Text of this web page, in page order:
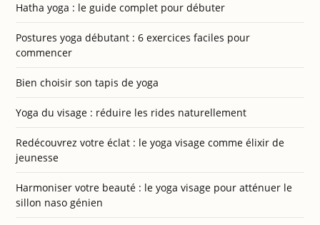
Hatha yoga : le guide complet pour débuter
Postures yoga débutant : 6 exercices faciles pour
commencer
Bien choisir son tapis de yoga
Yoga du visage : réduire les rides naturellement
Redécouvrez votre éclat : le yoga visage comme élixir de
jeunesse
Harmoniser votre beauté : le yoga visage pour atténuer le
sillon naso génien